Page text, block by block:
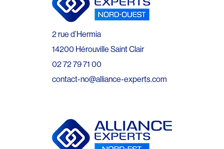
2 rue d’Hermia
14200 Hérouville Saint Clair
02 72 79 71 00
contact-no@alliance-experts.com